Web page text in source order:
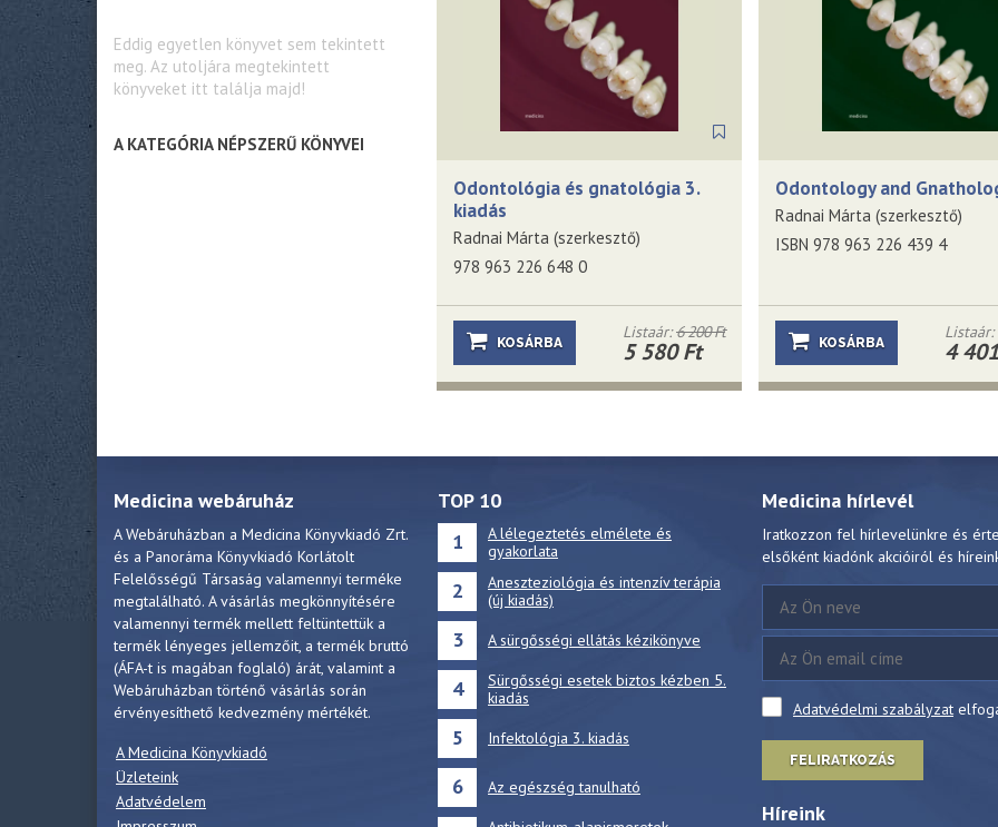
Eddig egyetlen könyvet sem tekintett
meg. Az utoljára megtekintett
könyveket itt találja majd!
A KATEGÓRIA NÉPSZERŰ KÖNYVEI
Odontológia és gnatológia 3.
kiadás
Radnai Márta (szerkesztő)
978 963 226 648 0
Listaár:6 200 Ft
5 580 Ft
KOSÁRBA
Odontology and
Radnai Márta (szerkesztő)
ISBN 978 963 226 439 4
Listaár:
4
KOSÁRBA
Medicina webáruház
A Webáruházban a Medicina Könyvkiadó Zrt.
és a Panoráma Könyvkiadó Korlátolt
Felelősségű Társaság valamennyi terméke
megtalálható. A vásárlás megkönnyítésére
valamennyi termék mellett feltüntettük a
termék lényeges jellemzőit, a termék bruttó
(ÁFA-t is magában foglaló) árát, valamint a
Webáruházban történő vásárlás során
érvényesíthető kedvezmény mértékét.
A Medicina Könyvkiadó
Üzleteink
Adatvédelem
TOP 10
1
A lélegeztetés elmélete és
gyakorlata
2
Aneszteziológia és intenzív terápia
(új kiadás)
3 A sürgősségi ellátás kézikönyve
4
Sürgősségi esetek biztos kézben 5.
kiadás
5 Infektológia 3. kiadás
6 Az egészség tanulható
Medicina hírlevél
Iratkozzon fel hírlevelünkre és
elsőként kiadónk akcióiról és
Adatvédelmi szabályzat
FELIRATKOZÁS
Híreink